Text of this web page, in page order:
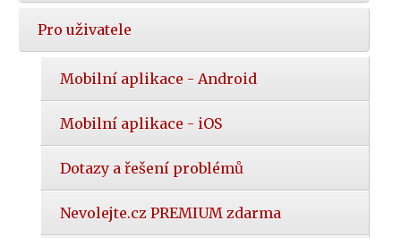
Pro uživatele
Mobilní aplikace - Android
Mobilní aplikace - iOS
Dotazy a řešení problémů
Nevolejte.cz PREMIUM zdarma